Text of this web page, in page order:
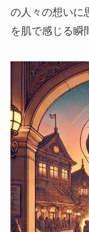
の人々の想いに
を肌で感じる瞬